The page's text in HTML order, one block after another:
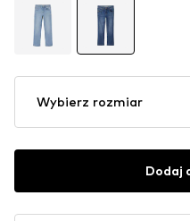
Wybierz rozmiar
Dodaj